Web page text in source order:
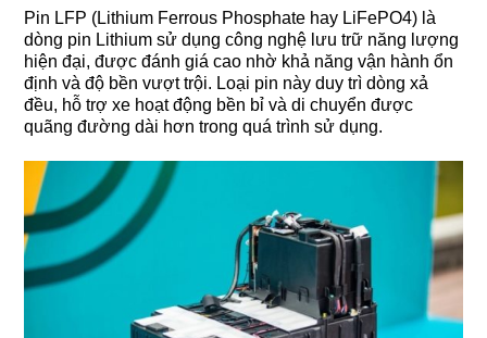
Pin LFP (Lithium Ferrous Phosphate hay LiFePO4) là
dòng pin Lithium sử dụng công nghệ lưu trữ năng lượng
hiện đại, được đánh giá cao nhờ khả năng vận hành ổn
định và độ bền vượt trội. Loại pin này duy trì dòng xả
đều, hỗ trợ xe hoạt động bền bỉ và di chuyển được
quãng đường dài hơn trong quá trình sử dụng.